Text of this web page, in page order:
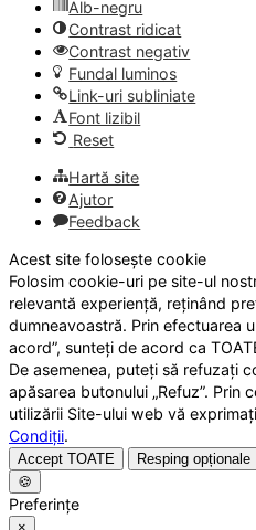
Alb-negru
Contrast ridicat
Contrast negativ
Fundal luminos
Link-uri subliniate
Font lizibil
Reset
Hartă site
Ajutor
Feedback
Acest site folosește cookie
Folosim cookie-uri pe site-ul
relevantă experiență, reținând
dumneavoastră. Prin efectuarea
acord”, sunteți de acord ca
De asemenea, puteți să refuzați
apăsarea butonului „Refuz”. Prin
utilizării Site-ului web vă
Condiții.
Accept TOATE Resping opționale
🍪
Preferințe